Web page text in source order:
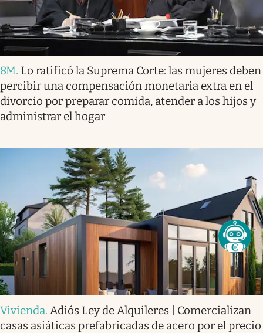
8M. Lo ratificó la Suprema Corte: las mujeres deben
percibir una compensación monetaria extra en el
divorcio por preparar comida, atender a los hijos y
administrar el hogar
Vivienda. Adiós Ley de Alquileres | Comercializan
casas asiáticas prefabricadas de acero por el precio